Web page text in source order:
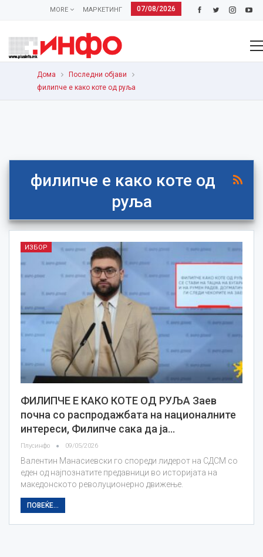
07/08/2026
МАРКЕТИНГ
MORE
Дома
Последни објави
филипче е како коте од руља
филипче е како коте од
руља
ИЗБОР
ФИЛИПЧЕ Е КАКО КОТЕ ОД РУЉА Заев
почна со распродажбата на националните
интереси, Филипче сака да ја…
Плусинфо 09/05/2026
Валентин Манасиевски го спореди лидерот на СДСМ со
еден од најпознатите предавници во историјата на
македонското револуционерно движење.
ПОВЕЌЕ...